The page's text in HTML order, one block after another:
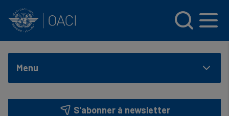
Menu
S'abonner à newsletter